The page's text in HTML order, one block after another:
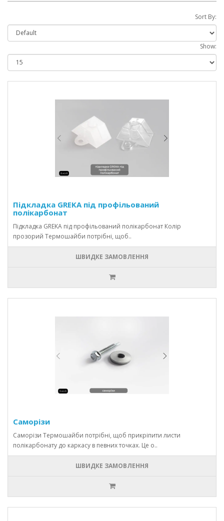
Sort By:
Show:
Підкладка GREKA під профільований
полікарбонат
Підкладка GREKA під профільований полікарбонат Колір
прозорий Термошайби потрібні, щоб..
ШВИДКЕ ЗАМОВЛЕННЯ
Саморізи
Саморізи Термошайби потрібні, щоб прикріпити листи
полікарбонату до каркасу в певних точках. Це о..
ШВИДКЕ ЗАМОВЛЕННЯ